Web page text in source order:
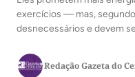
exercícios — mas,
desnecessários e devem
Redação Gazeta do